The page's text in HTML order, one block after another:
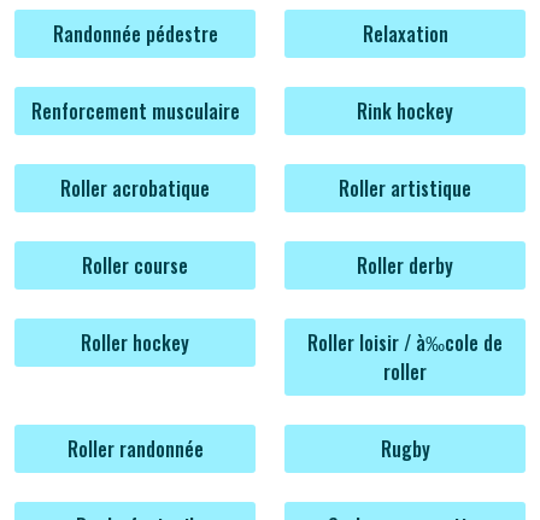
Randonnée pédestre Relaxation
Renforcement musculaire Rink hockey
Roller acrobatique Roller artistique
Roller course Roller derby
Roller hockey
Roller loisir / à‰cole de
roller
Roller randonnée Rugby